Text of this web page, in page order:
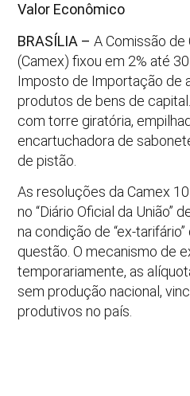
Valor Econômico
BRASÍLIA – A Comissão
(Camex) fixou em 2% até
Imposto de Importação de
produtos de bens de
com torre giratória,
encartuchadora de
de pistão.
As resoluções da Camex
no “Diário Oficial da União”
na condição de “ex-
questão. O mecanismo de
temporariamente, as
sem produção nacional,
produtivos no país.